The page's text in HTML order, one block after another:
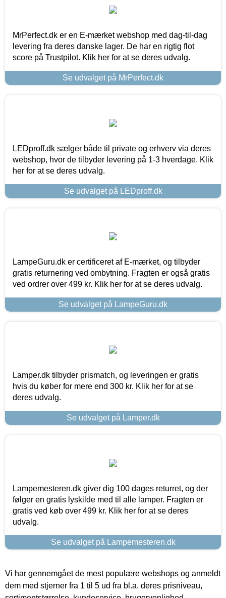
MrPerfect.dk er en E-mærket webshop med dag-til-dag
levering fra deres danske lager. De har en rigtig flot
score på Trustpilot. Klik her for at se deres udvalg.
Se udvalget på MrPerfect.dk
LEDproff.dk sælger både til private og erhverv via deres
webshop, hvor de tilbyder levering på 1-3 hverdage. Klik
her for at se deres udvalg.
Se udvalget på LEDproff.dk
LampeGuru.dk er certificeret af E-mærket, og tilbyder
gratis returnering ved ombytning. Fragten er også gratis
ved ordrer over 499 kr. Klik her for at se deres udvalg.
Se udvalget på LampeGuru.dk
Lamper.dk tilbyder prismatch, og leveringen er gratis
hvis du køber for mere end 300 kr. Klik her for at se
deres udvalg.
Se udvalget på Lamper.dk
Lampemesteren.dk giver dig 100 dages returret, og der
følger en gratis lyskilde med til alle lamper. Fragten er
gratis ved køb over 499 kr. Klik her for at se deres
udvalg.
Se udvalget på Lampemesteren.dk
Vi har gennemgået de mest populære webshops og anmeldt
dem med stjerner fra 1 til 5 ud fra bl.a. deres prisniveau,